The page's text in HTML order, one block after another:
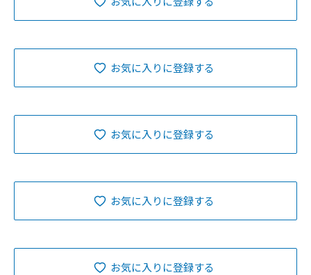
お気に入りに登録する
お気に入りに登録する
お気に入りに登録する
お気に入りに登録する